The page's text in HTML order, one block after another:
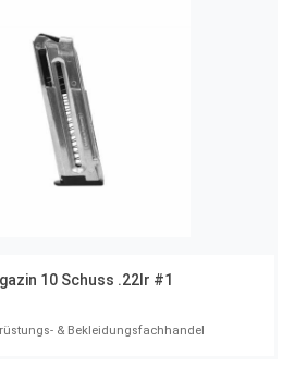
10 Schuss .22lr #1
& Bekleidungsfachhandel